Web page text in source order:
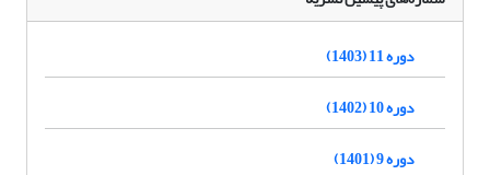
دوره 11 (1403)
دوره 10 (1402)
دوره 9 (1401)